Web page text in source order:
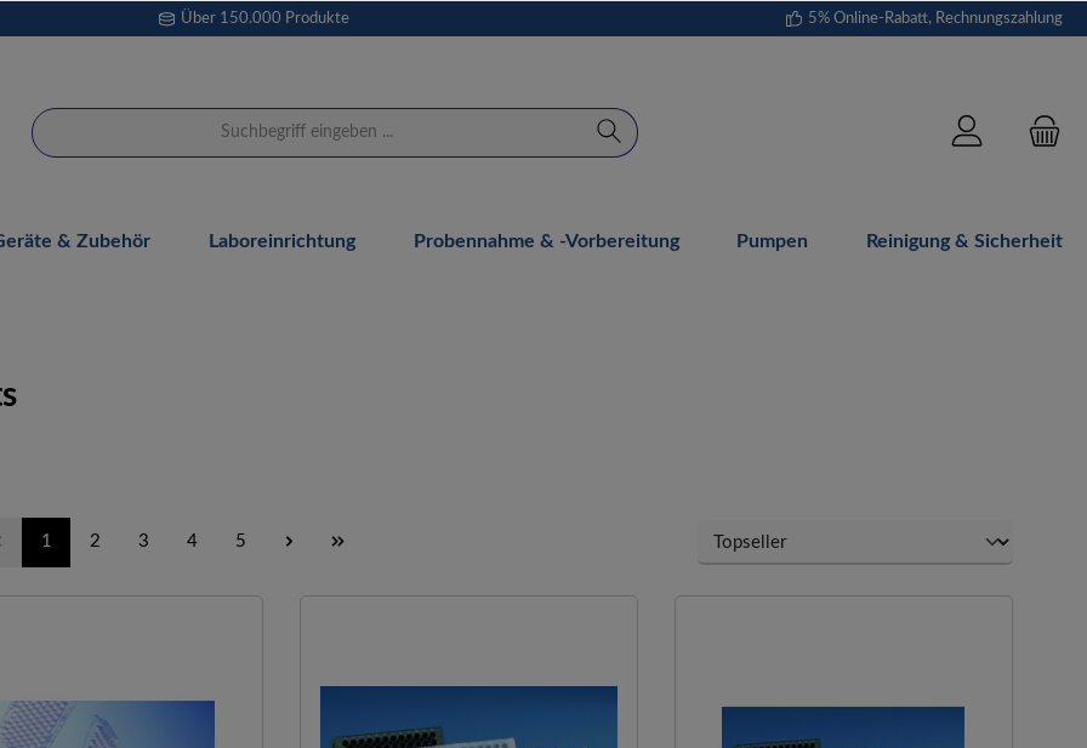
Über 150.000 Produkte 5% Online-Rabatt, Rechnungszahlung
& Zubehör Laboreinrichtung Probennahme & -vorbereitung Pumpen Reinigung & Sicherheit
1 2 3 4 5